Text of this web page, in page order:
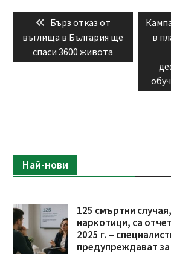
Навигация
Previous
post:
Бърз отказ от
въглища в България ще
спаси 3600 живота
Next
post:
в
Най-нови
125 смъртни
наркотици, са
2025 г. –
предупреждават